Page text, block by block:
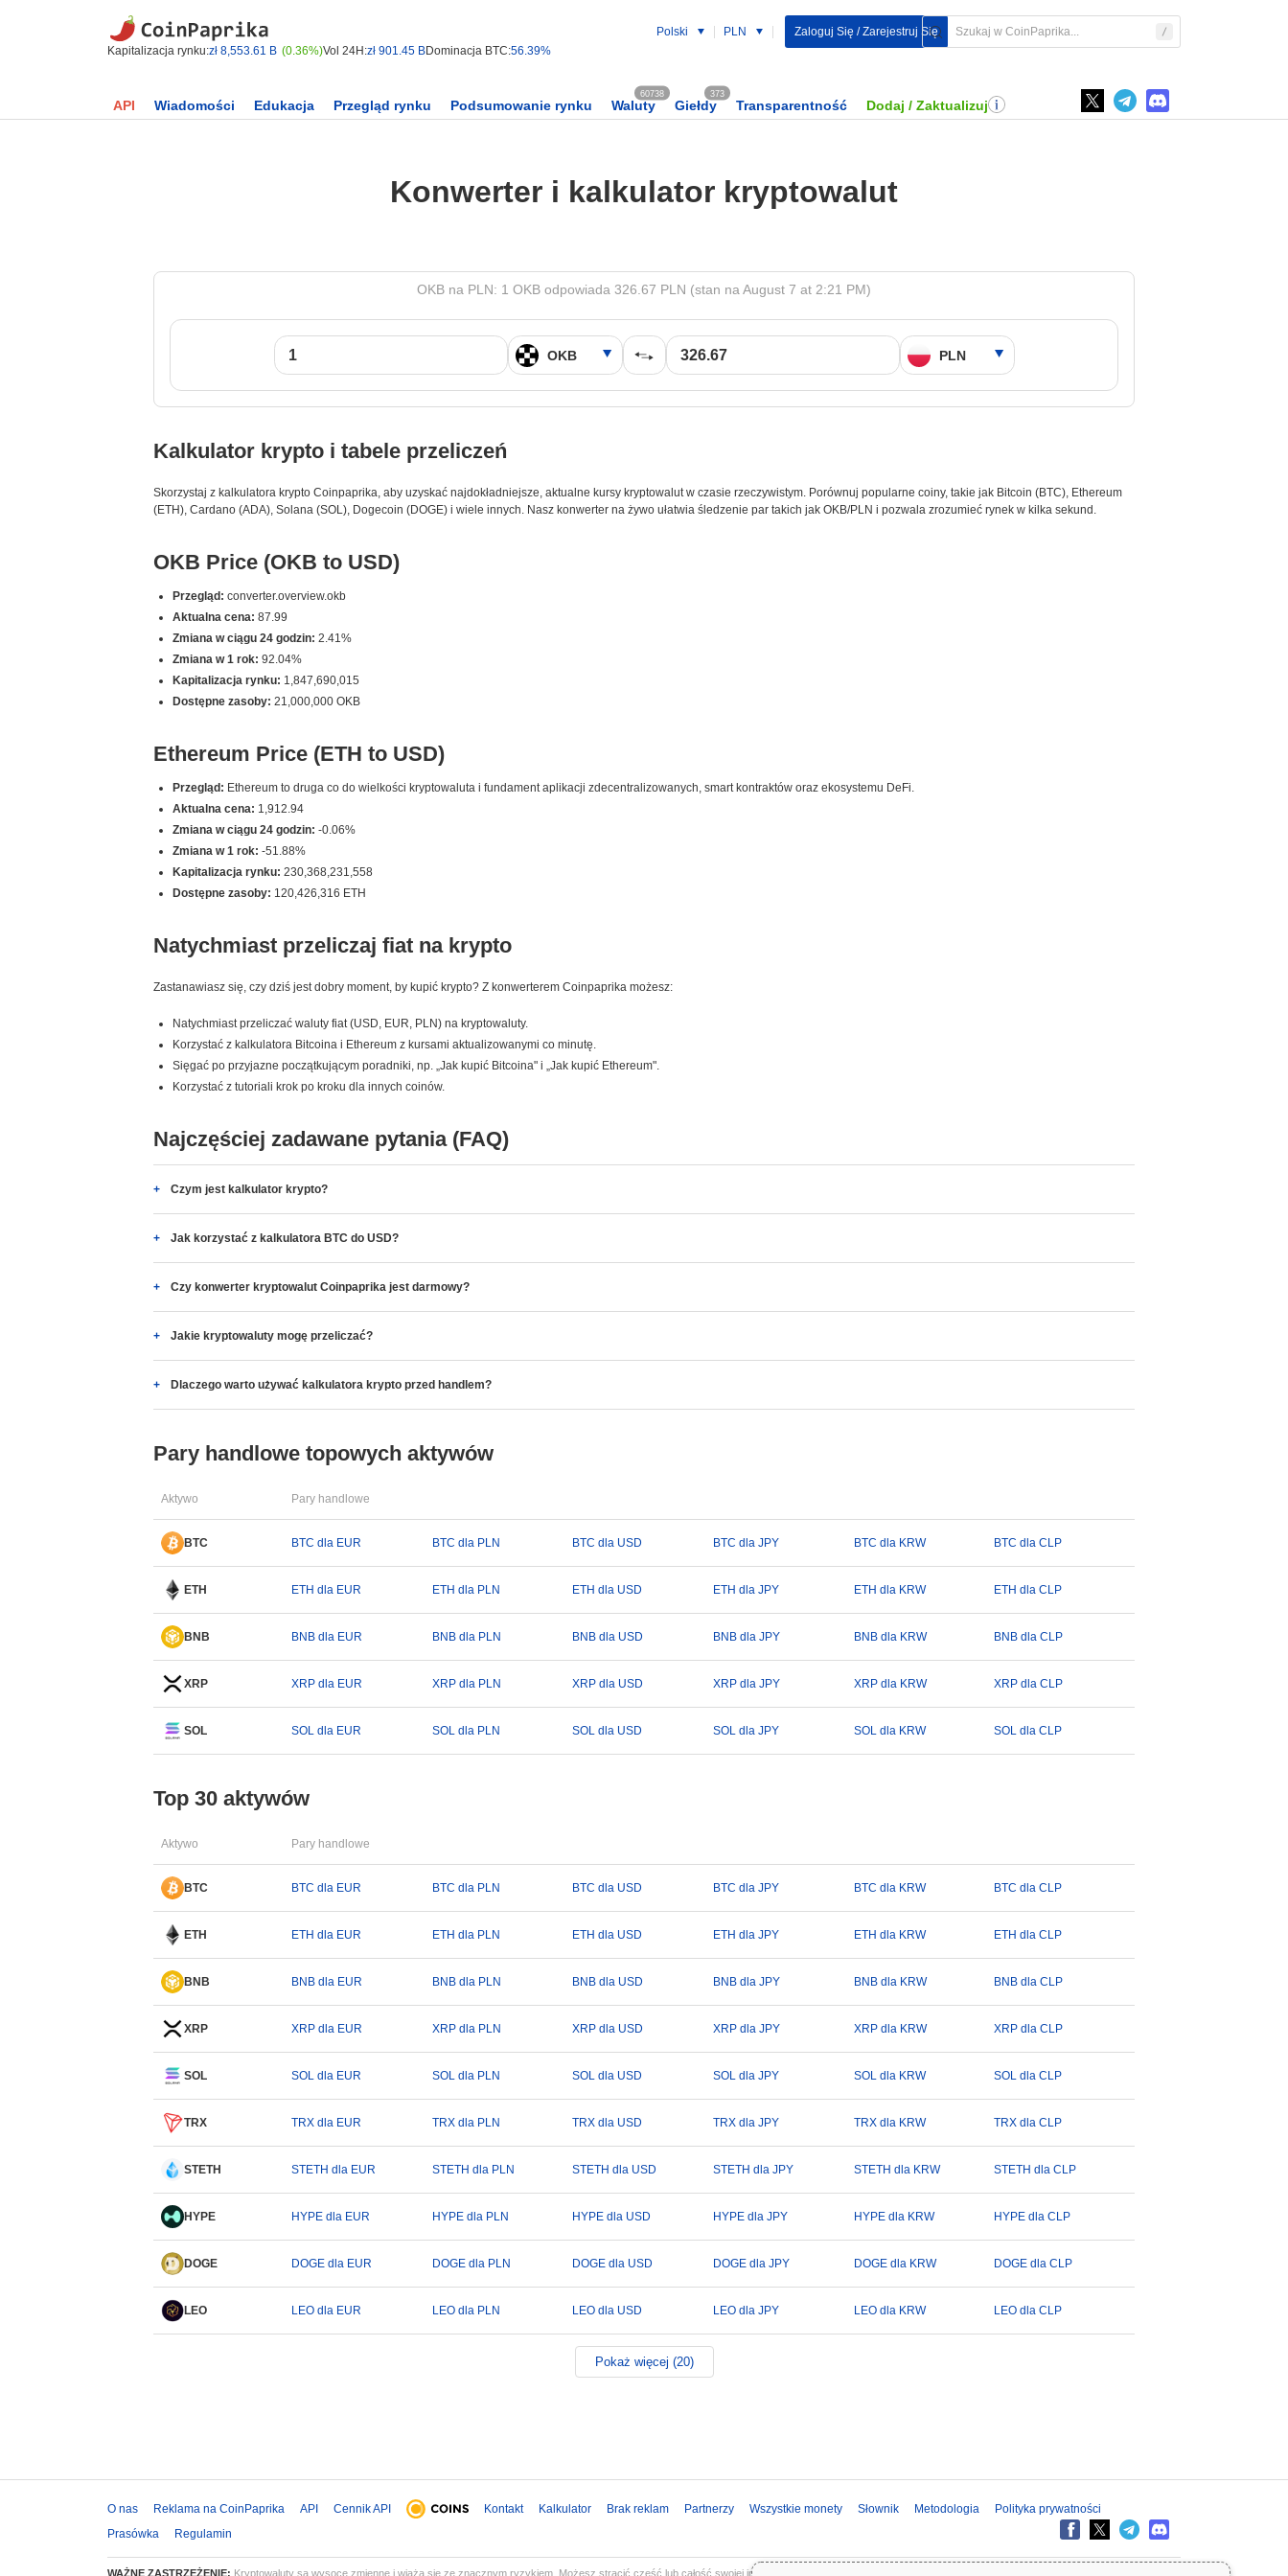
Kapitalizacja rynku:zł 8,553.61 B (0.36%)Vol 24H:zł 901.45 BDominacja BTC:56.39%
Polski PLN Zaloguj Się / Zarejestruj Się
API Wiadomości Edukacja Przegląd rynku Podsumowanie rynku Waluty
60738
Giełdy
373
Transparentność Dodaj / Zaktualizuj
Konwerter i kalkulator kryptowalut
OKB na PLN: 1 OKB odpowiada 326.67 PLN (stan na August 7 at 2:21 PM)
Kalkulator krypto i tabele przeliczeń
Skorzystaj z kalkulatora krypto Coinpaprika, aby uzyskać najdokładniejsze, aktualne kursy kryptowalut w czasie rzeczywistym. Porównuj popularne coiny, takie jak Bitcoin (BTC), Ethereum
(ETH), Cardano (ADA), Solana (SOL), Dogecoin (DOGE) i wiele innych. Nasz konwerter na żywo ułatwia śledzenie par takich jak OKB/PLN i pozwala zrozumieć rynek w kilka sekund.
OKB Price (OKB to USD)
Przegląd: converter.overview.okb
Aktualna cena: 87.99
Zmiana w ciągu 24 godzin: 2.41%
Zmiana w 1 rok: 92.04%
Kapitalizacja rynku: 1,847,690,015
Dostępne zasoby: 21,000,000 OKB
Ethereum Price (ETH to USD)
Przegląd: Ethereum to druga co do wielkości kryptowaluta i fundament aplikacji zdecentralizowanych, smart kontraktów oraz ekosystemu DeFi.
Aktualna cena: 1,912.94
Zmiana w ciągu 24 godzin: -0.06%
Zmiana w 1 rok: -51.88%
Kapitalizacja rynku: 230,368,231,558
Dostępne zasoby: 120,426,316 ETH
Natychmiast przeliczaj fiat na krypto
Zastanawiasz się, czy dziś jest dobry moment, by kupić krypto? Z konwerterem Coinpaprika możesz:
Natychmiast przeliczać waluty fiat (USD, EUR, PLN) na kryptowaluty.
Korzystać z kalkulatora Bitcoina i Ethereum z kursami aktualizowanymi co minutę.
Sięgać po przyjazne początkującym poradniki, np. „Jak kupić Bitcoina" i „Jak kupić Ethereum".
Korzystać z tutoriali krok po kroku dla innych coinów.
Najczęściej zadawane pytania (FAQ)
Czym jest kalkulator krypto?
Jak korzystać z kalkulatora BTC do USD?
Czy konwerter kryptowalut Coinpaprika jest darmowy?
Jakie kryptowaluty mogę przeliczać?
Dlaczego warto używać kalkulatora krypto przed handlem?
Pary handlowe topowych aktywów
Aktywo Pary handlowe
BTC BTC dla EUR BTC dla PLN BTC dla USD BTC dla JPY BTC dla KRW BTC dla CLP
ETH ETH dla EUR ETH dla PLN ETH dla USD ETH dla JPY ETH dla KRW ETH dla CLP
BNB BNB dla EUR BNB dla PLN BNB dla USD BNB dla JPY BNB dla KRW BNB dla CLP
XRP XRP dla EUR XRP dla PLN XRP dla USD XRP dla JPY XRP dla KRW XRP dla CLP
SOL SOL dla EUR SOL dla PLN SOL dla USD SOL dla JPY SOL dla KRW SOL dla CLP
Top 30 aktywów
Aktywo Pary handlowe
BTC BTC dla EUR BTC dla PLN BTC dla USD BTC dla JPY BTC dla KRW BTC dla CLP
ETH ETH dla EUR ETH dla PLN ETH dla USD ETH dla JPY ETH dla KRW ETH dla CLP
BNB BNB dla EUR BNB dla PLN BNB dla USD BNB dla JPY BNB dla KRW BNB dla CLP
XRP XRP dla EUR XRP dla PLN XRP dla USD XRP dla JPY XRP dla KRW XRP dla CLP
SOL SOL dla EUR SOL dla PLN SOL dla USD SOL dla JPY SOL dla KRW SOL dla CLP
TRX TRX dla EUR TRX dla PLN TRX dla USD TRX dla JPY TRX dla KRW TRX dla CLP
STETH STETH dla EUR STETH dla PLN STETH dla USD STETH dla JPY STETH dla KRW STETH dla CLP
HYPE HYPE dla EUR HYPE dla PLN HYPE dla USD HYPE dla JPY HYPE dla KRW HYPE dla CLP
DOGE DOGE dla EUR DOGE dla PLN DOGE dla USD DOGE dla JPY DOGE dla KRW DOGE dla CLP
LEO LEO dla EUR LEO dla PLN LEO dla USD LEO dla JPY LEO dla KRW LEO dla CLP
Pokaż więcej (20)
O nas Reklama na CoinPaprika API Cennik API Kontakt Kalkulator Brak reklam Partnerzy Wszystkie monety Słownik Metodologia
Polityka prywatności
Prasówka
Regulamin
WAŻNE ZASTRZEŻENIE: Kryptowaluty są wysoce zmienne i wiążą się ze znacznym ryzykiem. Możesz stracić część lub całość swojej inwestycji. Wszystkie informacje na Coinpaprika są udostępniane wyłącznie w celach